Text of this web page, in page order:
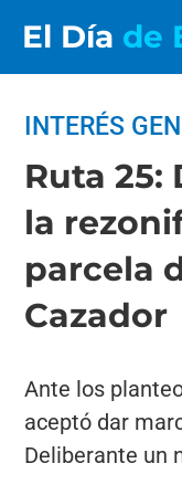
El Día de
INTERÉS
Ruta 25:
la
parcela
Cazador
Ante los
aceptó dar
Deliberante un